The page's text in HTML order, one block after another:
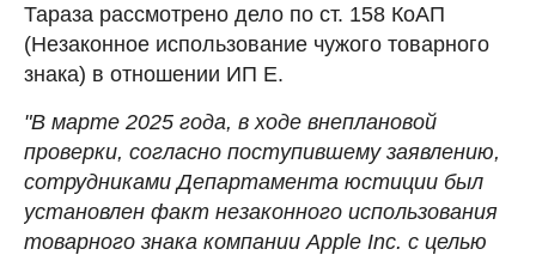
Тараза рассмотрено дело по ст. 158 КоАП
(Незаконное использование чужого товарного
знака) в отношении ИП Е.
"В марте 2025 года, в ходе внеплановой
проверки, согласно поступившему заявлению,
сотрудниками Департамента юстиции был
установлен факт незаконного использования
товарного знака компании Apple Inc. с целью